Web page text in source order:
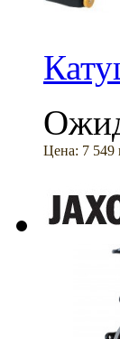
Цена: 7 549